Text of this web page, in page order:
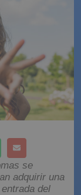
se
adquirir una
del